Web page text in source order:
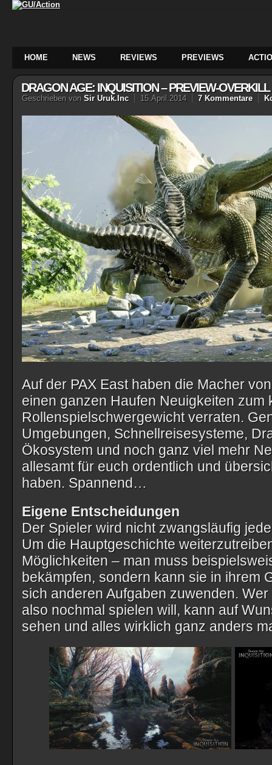
HOME NEWS REVIEWS PREVIEWS
DRAGON AGE: INQUISITION – PREVIEW-OVERKILL
Geschrieben von Sir Uruk.Inc 15.April.2014 7 Kommentare
Auf der PAX East haben die Macher
einen ganzen Haufen Neuigkeiten zum
Rollenspielschwergewicht verraten.
Umgebungen, Schnellreisesysteme,
Ökosystem und noch ganz viel mehr
allesamt für euch ordentlich und
haben. Spannend…
Eigene Entscheidungen
Der Spieler wird nicht zwangsläufig
Um die Hauptgeschichte
Möglichkeiten – man muss
bekämpfen, sondern kann sie in ihrem
sich anderen Aufgaben zuwenden.
also nochmal spielen will, kann auf
sehen und alles wirklich ganz anders